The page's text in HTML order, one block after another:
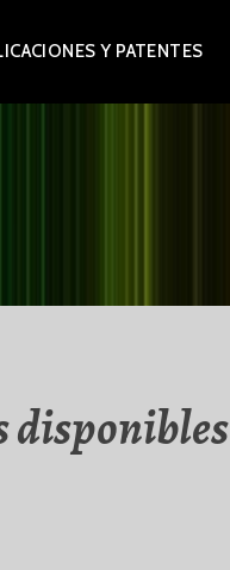
Y PATENTES
disponibles